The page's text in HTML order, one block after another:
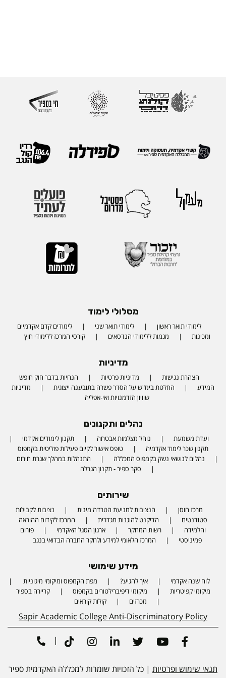
מסלולי לימוד
לימודי תואר ראשון לימודי תואר שני
לימודים קדם אקדמיים
ומכינות
מגמות ללימודי הנדסאים קורסי המרכז ללימודי חוץ
מדיניות
הצהרת נגישות מדיניות פרטיות
הנחיות בדבר חוק חופש
המידע
החלטת בימ"ש על הסדר פשרה בתובענה ייצוגית
מדיניות
שוויון הזדמנויות ואי-אפליה
נהלים ותקנונים
ועדת משמעת נוהל מצלמות אבטחה
תקנון לימודים אקדמי
תקנון שכר לימוד אקדמיה
טופס אישור לקיום פעילות פוליטית בקמפוס
נהלים לנושאי נשק בקמפוס המכללה
התנהלות במהלך שגרת חירום
סקר ספיר - תקנון הגרלה
שירותים
מרכז חוסן הנציבות למניעת הטרדה מינית
נציבות לקבילות
סטודנטים
הדיקנט להוגנות מגדרית
המרכז לקידום ההוראה
והלמידה
רשות המחקר ארגון הסגל האקדמי
פורום
פמיניסטי
המרכז הלאומי למידע ולחקר החברה הבדואי בנגב
מידע שימושי
לוח שנה אקדמי איך להגיע?
מפת הקמפוס ומיקומי מיגוניות
מיקומי קפיטריות
מיקומי דיפיברילטורים בקמפוס
קריירה בספיר
מכרזים
קולות קוראים
Sapir Academic College Anti-Discriminatory Policy
תנאי שימוש ופרטיות | כל הזכויות שומרות למכללה האקדמית ספיר
Facebook
Youtube
Twitter
Linkedin
Instagram
Tiktok
|
Phone number